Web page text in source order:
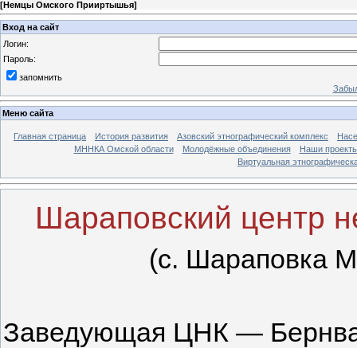
[Немцы Омского Прииртышья]
Вход на сайт
Логин:
Пароль:
запомнить
Меню сайта
Главная страница История развития Азовский этнографический комплекс
МННКА Омской области
Молодёжные объединения
Наши
Виртуальная
Шараповский центр
(с. Шараповка
Заведующая ЦНК —